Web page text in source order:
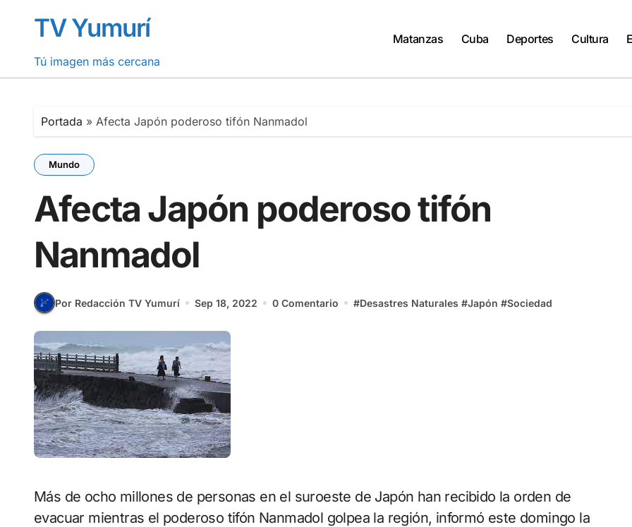
contenidoTV Yumurí
Tú imagen más cercana
Matanzas Cuba Deportes Cultura
Portada » Afecta Japón poderoso tifón Nanmadol
Mundo
Afecta Japón poderoso tifón
Nanmadol
Por Redacción TV Yumurí Sep 18, 2022 0 Comentario #Desastres Naturales #Japón #Sociedad
Más de ocho millones de personas en el suroeste de Japón han recibido la orden de
evacuar mientras el poderoso tifón Nanmadol golpea la región, informó este domingo la